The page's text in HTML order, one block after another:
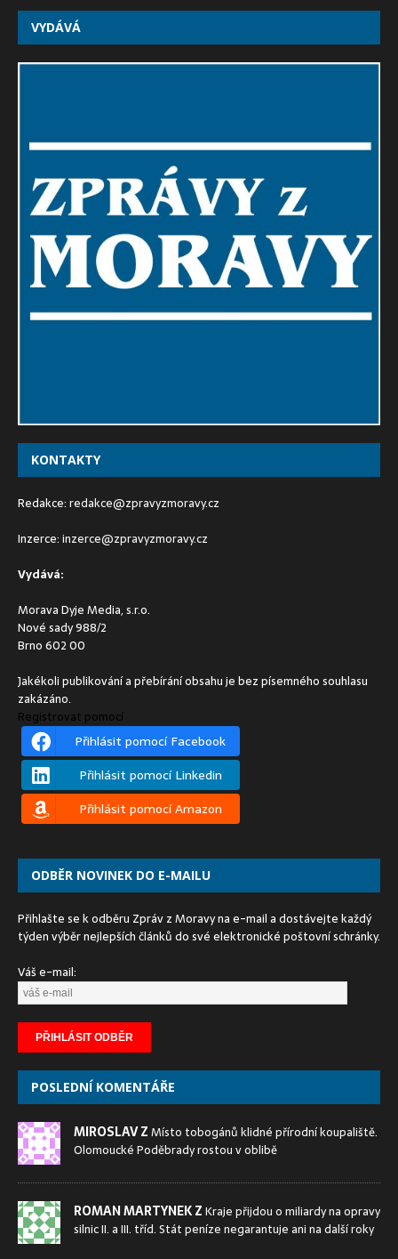
VYDÁVÁ
KONTAKTY
Redakce:redakce@zpravyzmoravy.cz
Inzerce:inzerce@zpravyzmoravy.cz
Vydává:
Morava Dyje Media, s.r.o.
Nové sady 988/2
Brno 602 00
Jakékoli publikování a přebírání obsahu je bez písemného souhlasu
zakázáno.
Registrovat pomocí
Přihlásit pomocí Facebook
Přihlásit pomocí Linkedin
Přihlásit pomocí Amazon
ODBĚR NOVINEK DO E-MAILU
Přihlašte se k odběru Zpráv z Moravy na e-mail a dostávejte každý
týden výběr nejlepších článků do své elektronické poštovní schránky.
Váš e-mail:
POSLEDNÍ KOMENTÁŘE
MIROSLAV ZMísto tobogánů klidné přírodní koupaliště.
Olomoucké Poděbrady rostou v oblibě
ROMAN MARTYNEK ZKraje přijdou o miliardy na opravy
silnic II. a III. tříd. Stát peníze negarantuje ani na další roky